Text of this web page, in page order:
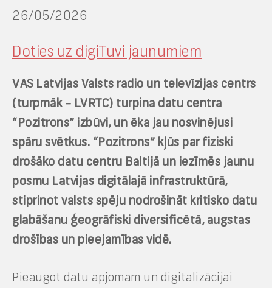
26/05/2026
Doties uz digiTuvi jaunumiem
VAS Latvijas Valsts radio un televīzijas centrs
(turpmāk – LVRTC) turpina datu centra
“Pozitrons” izbūvi, un ēka jau nosvinējusi
spāru svētkus. “Pozitrons” kļūs par fiziski
drošāko datu centru Baltijā un iezīmēs jaunu
posmu Latvijas digitālajā infrastruktūrā,
stiprinot valsts spēju nodrošināt kritisko datu
glabāšanu ģeogrāfiski diversificētā, augstas
drošības un pieejamības vidē.
Pieaugot datu apjomam un digitalizācijai